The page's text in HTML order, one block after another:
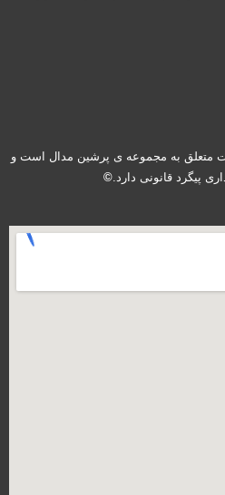
متعلق به مجموعه ی پرشین مدال است و
پیگرد قانونی دارد. ©